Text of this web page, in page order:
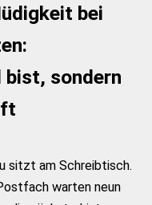
bei
bist, sondern
sitzt am Schreibtisch.
warten neun